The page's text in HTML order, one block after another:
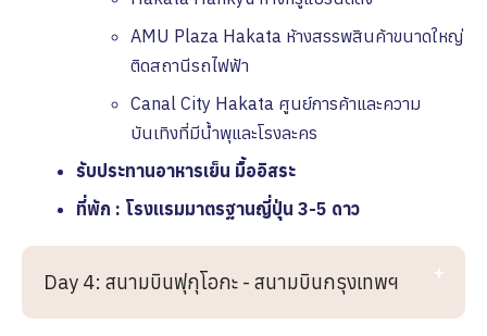
AMU Plaza Hakata ห้างสรรพสินค้าขนาดใหญ่
ติดสถานีรถไฟฟ้า
Canal City Hakata ศูนย์การค้าและความ
บันเทิงที่มีน้ำพุและโรงละคร
รับประทานอาหารเย็น มื้ออิสระ
ที่พัก : โรงเเรมมาตรฐานญี่ปุ่น 3-5 ดาว
Day 4: สนามบินฟุกุโอกะ - สนามบินกรุงเทพฯ